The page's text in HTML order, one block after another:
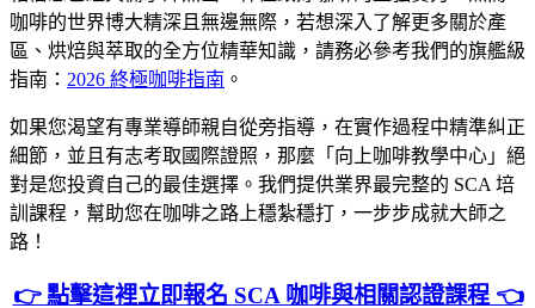
咖啡的世界博大精深且無邊無際，若想深入了解更多關於產
區、烘焙與萃取的全方位精華知識，請務必參考我們的旗艦級
指南： 2026 終極咖啡指南 。
如果您渴望有專業導師親自從旁指導，在實作過程中精準糾正
細節，並且有志考取國際證照，那麼「向上咖啡教學中心」絕
對是您投資自己的最佳選擇。我們提供業界最完整的 SCA 培
訓課程，幫助您在咖啡之路上穩紮穩打，一步步成就大師之
路！
👉 點擊這裡立即報名 SCA 咖啡與相關認證課程 👈